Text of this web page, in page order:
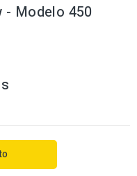
- Modelo 450